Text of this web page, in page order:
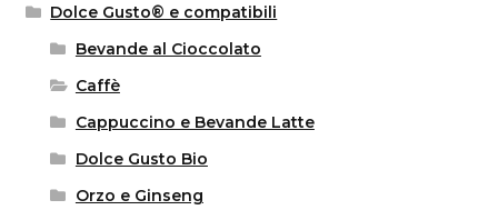
Dolce Gusto® e compatibili
Bevande al Cioccolato
Caffè
Cappuccino e Bevande Latte
Dolce Gusto Bio
Orzo e Ginseng